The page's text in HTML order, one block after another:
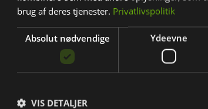
BESKRIVELSE
er lækre og sprøde godbidder til alle gnavere og
havrepuder indtages med stor glæde af alle
og med lavt fedtindhold – knasende
brug af deres tjenester. Privatlivspolitik
Absolut nødvendige Ydeevne
VIS DETALJER